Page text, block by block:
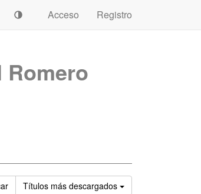
Acceso
Registro
Títulos más descargados Ordenar